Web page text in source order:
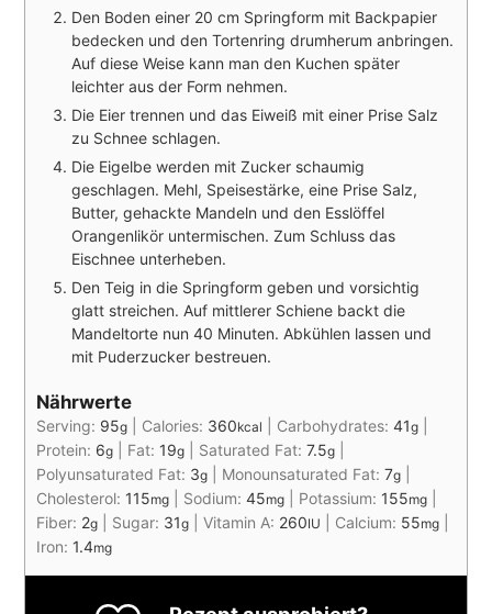
Den Boden einer 20 cm Springform mit Backpapier
bedecken und den Tortenring drumherum anbringen.
Auf diese Weise kann man den Kuchen später
leichter aus der Form nehmen.
Die Eier trennen und das Eiweiß mit einer Prise Salz
zu Schnee schlagen.
Die Eigelbe werden mit Zucker schaumig
geschlagen. Mehl, Speisestärke, eine Prise Salz,
Butter, gehackte Mandeln und den Esslöffel
Orangenlikör untermischen. Zum Schluss das
Eischnee unterheben.
Den Teig in die Springform geben und vorsichtig
glatt streichen. Auf mittlerer Schiene backt die
Mandeltorte nun 40 Minuten. Abkühlen lassen und
mit Puderzucker bestreuen.
Nährwerte
Serving: 95g Calories: 360kcal Carbohydrates:41g
Protein: 6g Fat: 19g Saturated Fat:7.5g
Polyunsaturated Fat: 3g Monounsaturated Fat:7g
Cholesterol: 115mg Sodium:45mg Potassium: 155mg
Fiber: 2g Sugar: 31g |Vitamin A: 260IU Calcium: 55mg
Iron: 1.4mg